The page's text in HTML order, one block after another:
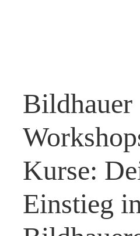
Bildhauer
Kurse:
Einstieg